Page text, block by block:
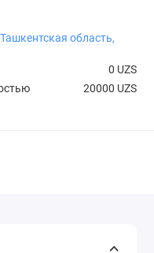
область,
0 UZS
20000 UZS